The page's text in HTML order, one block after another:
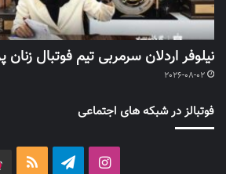
نیلوفر اردلان سرمربی تیم فوتبال
2026-08-02
فوتبالز در شبکه های اجتماعی
اینستاگرامتلگرام